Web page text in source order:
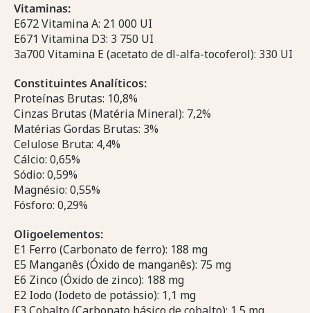
Vitaminas:
E672 Vitamina A: 21 000 UI
E671 Vitamina D3: 3 750 UI
3a700 Vitamina E (acetato de dl-alfa-tocoferol): 330 UI
Constituintes Analíticos:
Proteínas Brutas: 10,8%
Cinzas Brutas (Matéria Mineral): 7,2%
Matérias Gordas Brutas: 3%
Celulose Bruta: 4,4%
Cálcio: 0,65%
Sódio: 0,59%
Magnésio: 0,55%
Fósforo: 0,29%
Oligoelementos:
E1 Ferro (Carbonato de ferro): 188 mg
E5 Manganês (Óxido de manganês): 75 mg
E6 Zinco (Óxido de zinco): 188 mg
E2 Iodo (Iodeto de potássio): 1,1 mg